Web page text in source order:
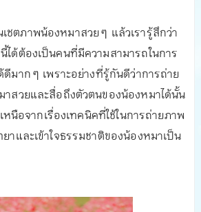
ชตภาพน้องหมาสวย ๆ แล้วเรารู้สึกว่า
ด้ต้องเป็นคนที่มีความสามารถในการ
มาก ๆ เพราะอย่างที่รู้กันดีว่าการถ่าย
สวยและสื่อถึงตัวตนของน้องหมาได้นั้น
หนือจากเรื่องเทคนิคที่ใช้ในการถ่ายภาพ
าและเข้าใจธรรมชาติของน้องหมาเป็น